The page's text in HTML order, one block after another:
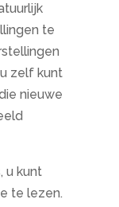
te
zelf kunt
nieuwe
u kunt
te lezen.